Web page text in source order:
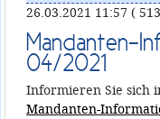
26.03.2021 11:57 (
Mandanten-
04/2021
Informieren Sie sich
Mandanten-